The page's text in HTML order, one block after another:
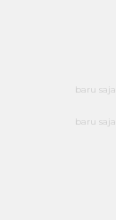
baru saja
baru saja